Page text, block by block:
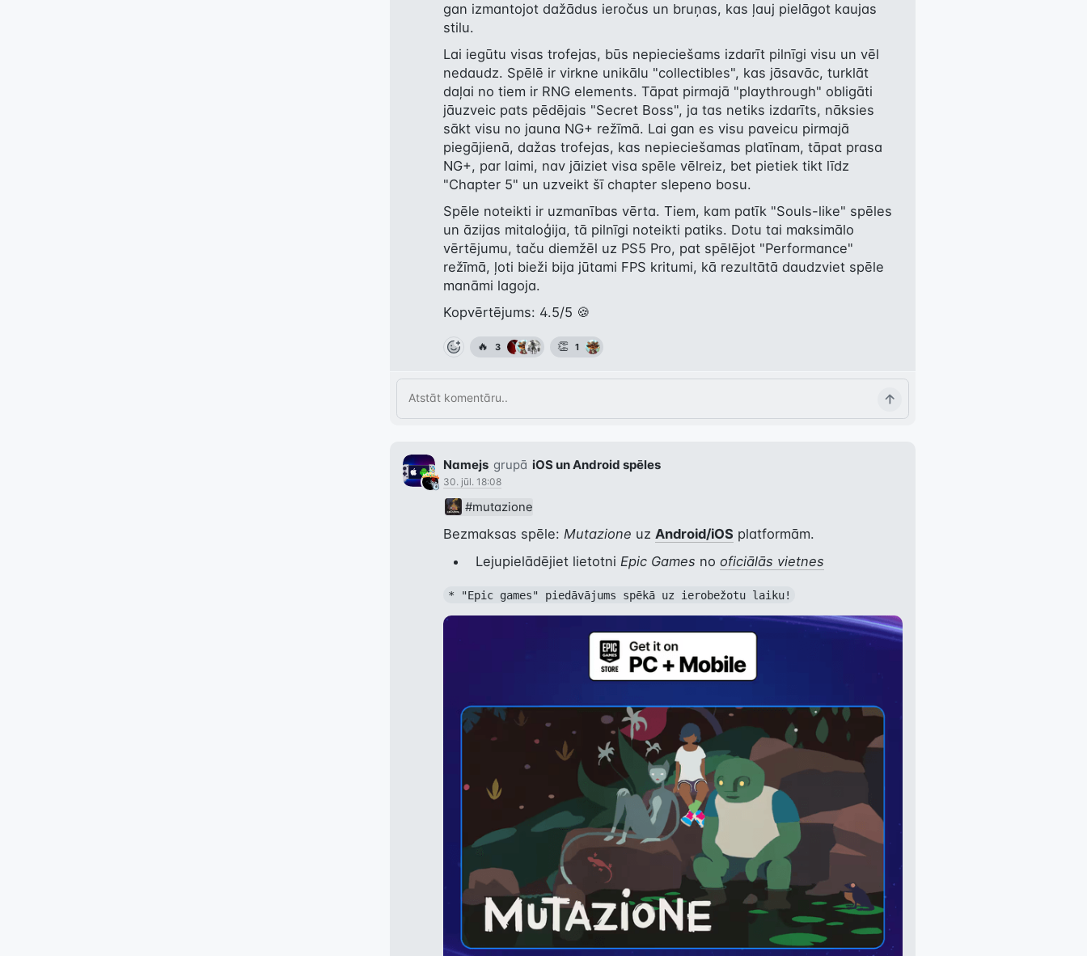
gan izmantojot dažādus ieročus un bruņas, kas ļauj pielāgot kaujas
stilu.
Lai iegūtu visas trofejas, būs nepieciešams izdarīt pilnīgi visu un vēl
nedaudz. Spēlē ir virkne unikālu "collectibles", kas jāsavāc, turklāt
daļai no tiem ir RNG elements. Tāpat pirmajā "playthrough" obligāti
jāuzveic pats pēdējais "Secret Boss", ja tas netiks izdarīts, nāksies
sākt visu no jauna NG+ režīmā. Lai gan es visu paveicu pirmajā
piegājienā, dažas trofejas, kas nepieciešamas platīnam, tāpat prasa
NG+, par laimi, nav jāiziet visa spēle vēlreiz, bet pietiek tikt līdz
"Chapter 5" un uzveikt šī chapter slepeno bosu.
Spēle noteikti ir uzmanības vērta. Tiem, kam patīk "Souls-like" spēles
un āzijas mitaloģija, tā pilnīgi noteikti patiks. Dotu tai maksimālo
vērtējumu, taču diemžēl uz PS5 Pro, pat spēlējot "Performance"
režīmā, ļoti bieži bija jūtami FPS kritumi, kā rezultātā daudzviet spēle
manāmi lagoja.
Kopvērtējums: 4.5/5 🍪
🔥 3 👏 1
Namejs grupā iOS un Android spēles
30. jūl. 18:08
#mutazione
Bezmaksas spēle: Mutazione uz Android/iOS platformām.
Lejupielādējiet lietotni Epic Games no oficiālās vietnes
* "Epic games" piedāvājums spēkā uz ierobežotu laiku!